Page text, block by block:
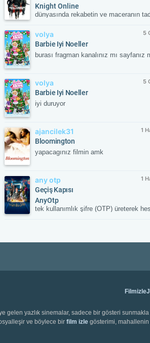
Knight Online
dünyasında rekabetin ve maceranın
kesintisiz oyun deneyimiyle savaşın
merkezinde yerini al. Güncel
etmek ve resmi içeriklere ulaşmak için
NTTGame platformunu ziyaret edebilir,
volya 5
Barbie Iyi Noeller
burası fragman kanalınız mı
volya 5
Barbie Iyi Noeller
iyi duruyor
ajancilek31 1
Bloomington
yapacagınız filmin amk
any otp 1
Geçiş Kapısı
AnyOtp
tek kullanımlık şifre (OTP) üreterek
oluşturduğu süreli doğrulama kodunu
gelen yazlık sinemalar, sadece bir gösteri sunmakla
ve böylece bir film izle gösterimi, mahallenin